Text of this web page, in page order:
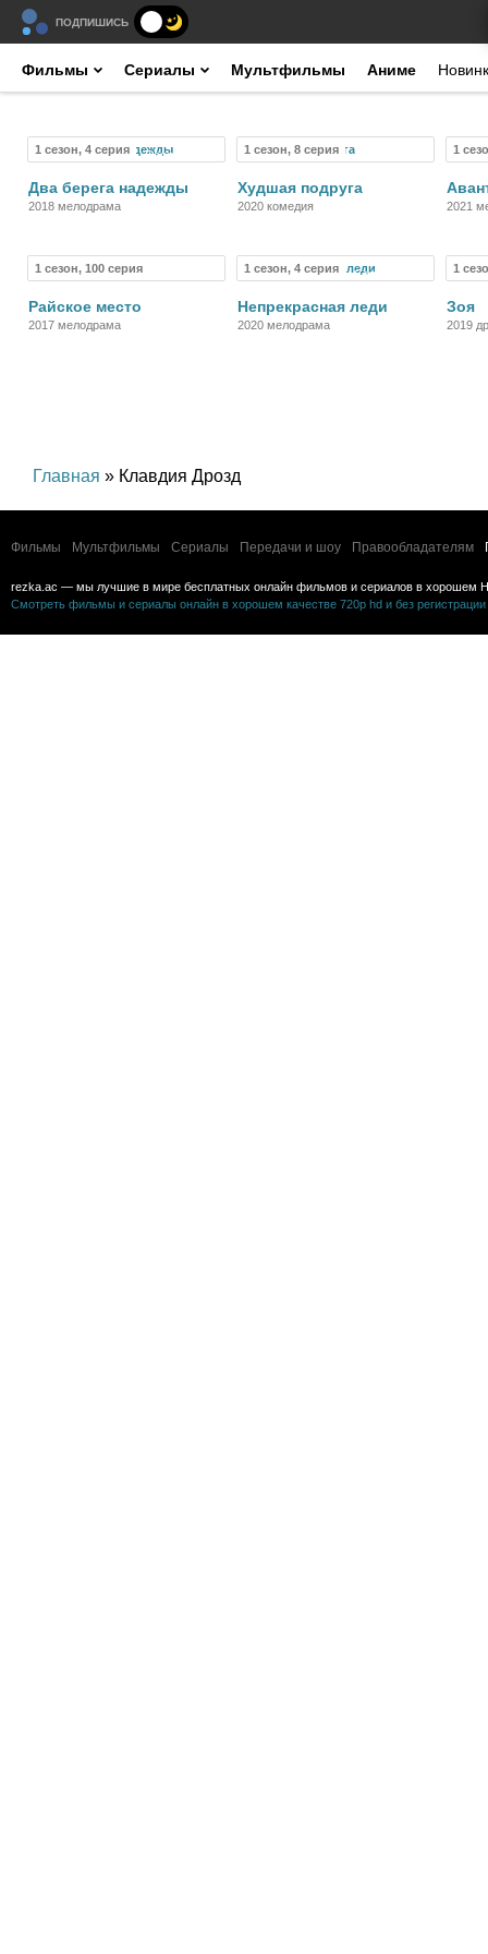
ПОДПИШИСЬ
Фильмы Сериалы Мультфильмы Аниме
1 сезон, 4 серия Сериал
Два берега надежды
2018 мелодрама
1 сезон, 8 серия Сериал
Худшая подруга
2020 комедия
1
2021
1 сезон, 100 серия
Райское место
2017 мелодрама
1 сезон, 4 серия Сериал
Непрекрасная леди
2020 мелодрама
1
Зоя
2019
Главная » Клавдия Дрозд
Фильмы Мультфильмы Сериалы Передачи и шоу Правообладателям
rezka.ac — мы лучшие в мире бесплатных онлайн фильмов и сериалов в хорошем
Смотреть фильмы и сериалы онлайн в хорошем качестве 720p hd и без